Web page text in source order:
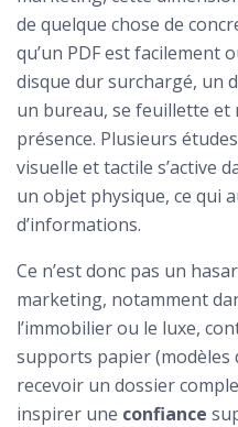
de quelque chose de
qu’un PDF est facilement
disque dur surchargé, un
un bureau, se feuillette
présence. Plusieurs
visuelle et tactile s’active
un objet physique, ce qui
d’informations.
Ce n’est donc pas un
marketing, notamment
l’immobilier ou le luxe,
supports papier (modèles
recevoir un dossier
inspirer une confiance